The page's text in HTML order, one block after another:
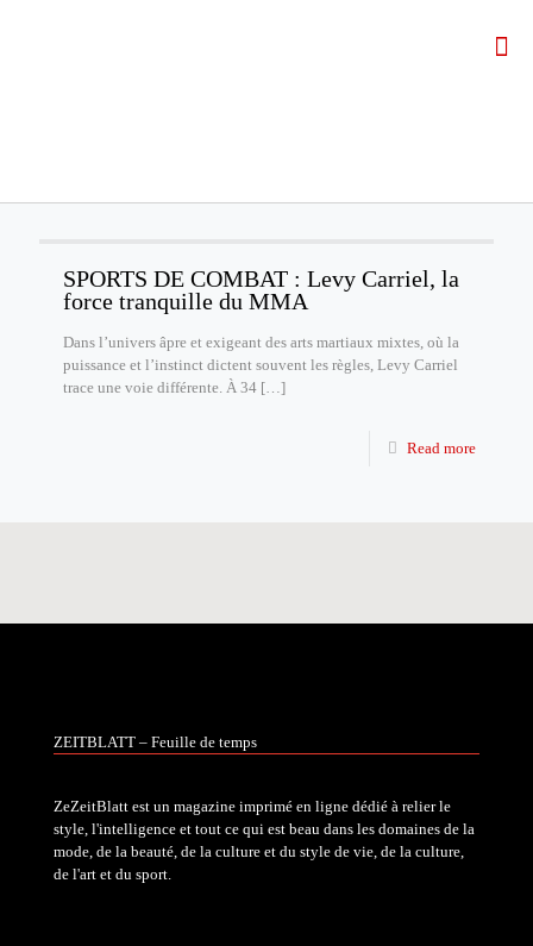
SPORTS DE COMBAT : Levy Carriel, la
force tranquille du MMA
Dans l’univers âpre et exigeant des arts martiaux mixtes, où la
puissance et l’instinct dictent souvent les règles, Levy Carriel
trace une voie différente. À 34 […]
Read more
ZEITBLATT – Feuille de temps
ZeZeitBlatt est un magazine imprimé en ligne dédié à relier le
style, l'intelligence et tout ce qui est beau dans les domaines de la
mode, de la beauté, de la culture et du style de vie, de la culture,
de l'art et du sport.